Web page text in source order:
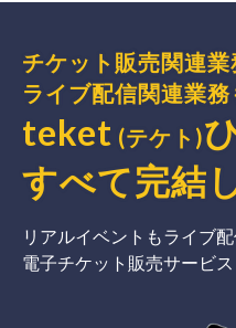
チケット販売関連業
ライブ配信関連業務
teket (テケト)
すべて完結
リアルイベントもライブ
電子チケット販売サービス